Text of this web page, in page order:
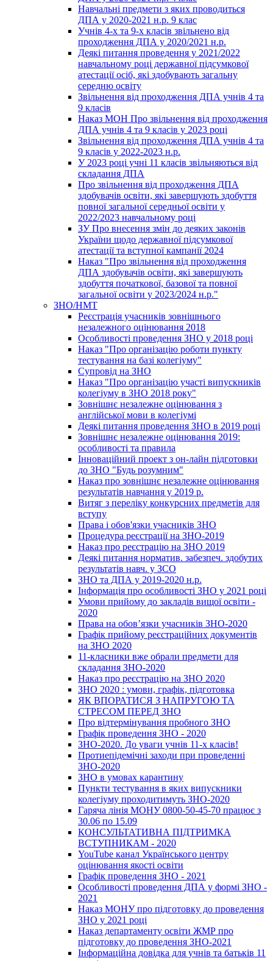
Навчальні предмети з яких проводиться
ДПА у 2020-2021 н.р. 9 клас
Учнів 4-х та 9-х класів звільнено від
проходження ДПА у 2020/2021 н.р.
Деякі питання проведення у 2021/2022
навчальному році державної підсумкової
атестації осіб, які здобувають загальну
середню освіту
Звільнення від проходження ДПА учнів 4 та
9 класів
Наказ МОН Про звільнення від проходження
ДПА учнів 4 та 9 класів у 2023 році
Звільнення від проходження ДПА учнів 4 та
9 класів у 2022-2023 н.р.
У 2023 році учні 11 класів звільняються від
складання ДПА
Про звільнення від проходження ДПА
здобувачів освіти, які завершують здобуття
повної загальної середньої освіти у
2022/2023 навчальному році
ЗУ Про внесення змін до деяких законів
України щодо державної підсумкової
атестації та вступної кампанії 2024
Наказ "Про звільнення від проходження
ДПА здобувачів освіти, які завершують
здобуття початкової, базової та повної
загальної освіти у 2023/2024 н.р."
ЗНО/НМТ
Реєстрація учасників зовнішнього
незалежного оцінювання 2018
Особливості проведення ЗНО у 2018 році
Наказ "Про організацію роботи пункту
тестування на базі колегіуму"
Супровід на ЗНО
Наказ "Про організацію участі випускників
колегіуму в ЗНО 2018 року"
Зовнішнє незалежне оцінювання з
англійської мови в колегіумі
Деякі питання проведення ЗНО в 2019 році
Зовнішнє незалежне оцінювання 2019:
особливості та правила
Інноваційний проект з он-лайн підготовки
до ЗНО "Будь розумним"
Наказ про зовнішнє незалежне оцінювання
результатів навчання у 2019 р.
Витяг з переліку конкурсних предметів для
вступу
Права і обов'язки учасників ЗНО
Процедура реєстрації на ЗНО-2019
Наказ про реєстрацію на ЗНО 2019
Деякі питання норматив. забезпеч. здобутих
результатів навч. у ЗСО
ЗНО та ДПА у 2019-2020 н.р.
Інформація про особливості ЗНО у 2021 році
Умови прийому до закладів вищої освіти -
2020
Права на обов’язки учасників ЗНО-2020
Графік прийому реєстраційних документів
на ЗНО 2020
11-класники вже обрали предмети для
складання ЗНО-2020
Наказ про реєстрацію на ЗНО 2020
ЗНО 2020 : умови, графік, підготовка
ЯК ВПОРАТИСЯ З НАПРУГОЮ ТА
СТРЕСОМ ПЕРЕД ЗНО
Про відтермінування пробного ЗНО
Графік проведення ЗНО - 2020
ЗНО-2020. До уваги учнів 11-х класів!
Протиепідемічні заходи при проведенні
ЗНО-2020
ЗНО в умовах карантину
Пункти тестування в яких випускники
колегіуму проходитимуть ЗНО-2020
Гаряча лінія МОНУ 0800-50-45-70 працює з
30.06 по 15.09
КОНСУЛЬТАТИВНА ПІДТРИМКА
ВСТУПНИКАМ - 2020
YouTube канал Українського центру
оцінювання якості освіти
Графік проведення ЗНО - 2021
Особливості проведення ДПА у формі ЗНО -
2021
Наказ МОНУ про підготовку до проведення
ЗНО у 2021 році
Наказ департаменту освіти ЖМР про
підготовку до проведення ЗНО-2021
Інформаційна довідка для учнів та батьків 11